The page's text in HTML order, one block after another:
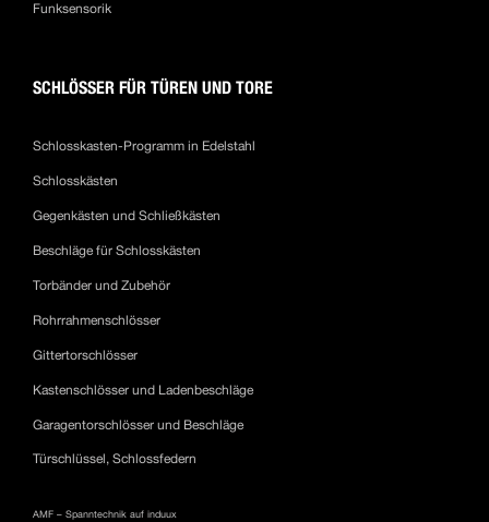
Funksensorik
SCHLÖSSER FÜR TÜREN UND TORE
Schlosskasten-Programm in Edelstahl
Schlosskästen
Gegenkästen und Schließkästen
Beschläge für Schlosskästen
Torbänder und Zubehör
Rohrrahmenschlösser
Gittertorschlösser
Kastenschlösser und Ladenbeschläge
Garagentorschlösser und Beschläge
Türschlüssel, Schlossfedern
AMF – Spanntechnik auf induux